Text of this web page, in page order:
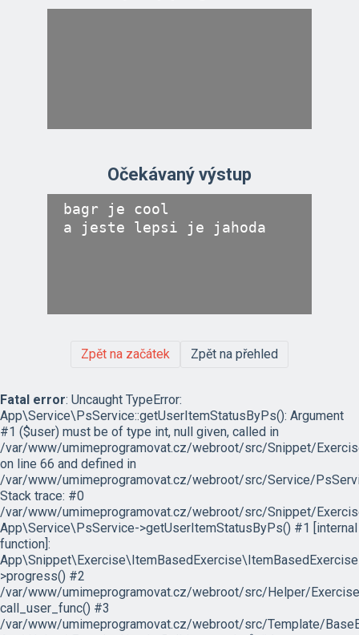
Očekávaný výstup
bagr je cool
Zpět na začátek Zpět na přehled
Fatal error: Uncaught TypeError:
App\Service\PsService::getUserItemStatusByPs(): Argument
#1 ($user) must be of type int, null given, called in
/var/www/umimeprogramovat.cz/webroot/src/Snippet/
on line 66 and defined in
/var/www/umimeprogramovat.cz/webroot/src/Service/
Stack trace: #0
/var/www/umimeprogramovat.cz/webroot/src/Snippet/
App\Service\PsService->getUserItemStatusByPs() #1 [internal
function]:
>progress() #2
/var/www/umimeprogramovat.cz/webroot/src/Helper/
call_user_func() #3
/var/www/umimeprogramovat.cz/webroot/src/Template/